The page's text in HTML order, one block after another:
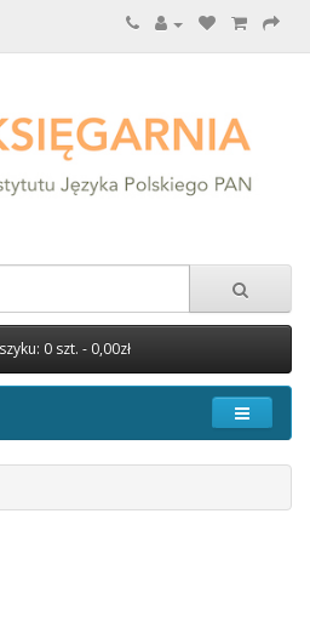
0 szt. - 0,00zł